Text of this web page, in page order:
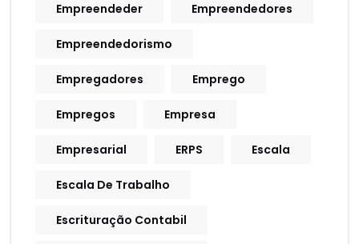
Empreendeder Empreendedores
Empreendedorismo
Empregadores Emprego
Empregos Empresa
Empresarial ERPS Escala
Escala De Trabalho
Escrituração Contabil